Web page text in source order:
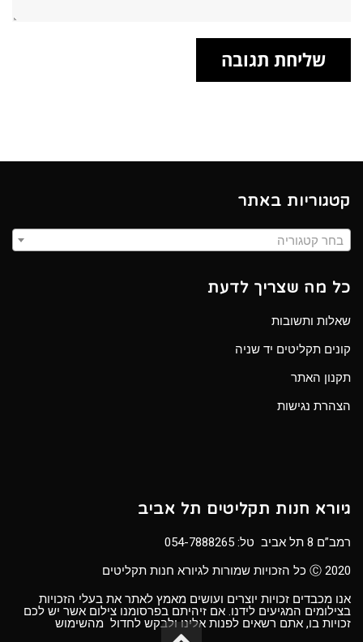
קטגוריות באתר
בחר קטגוריה
כל מה שצריך לדעת
שאלות ותשובות
קונים תקליטים יד שניה
תקנון האתר
הצהרת נגישות
גיורא חנות תקליטים תל אביב
רמב”ם 8 תל אביב טל:
054-7888265
Ⓒ 2020 כל הזכויות שמורות לגיורא חנות תקליטים
אנו מכבדים זכויות יוצרים ועושים מאמץ לאתר את בעלי הזכויות
בצילומים המגיעים לידנו. אם זיהיתם בפרסומנו צילום אשר יש לכם
זכויות בו, אתם רשאים לפנות אלינו ולבקש לחדול מהשימוש